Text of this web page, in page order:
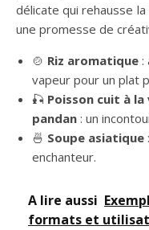
délicate qui rehausse
une promesse de
🍲 Riz aromatique :
vapeur pour un plat
🎣 Poisson cuit à
pandan : un
🍜 Soupe asiatique
enchanteur.
A lire aussi
formats et